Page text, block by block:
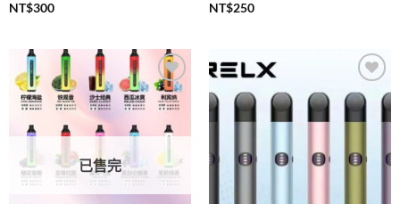
NT$300
NT$250
Add to
wishlist
已售完
Add to
wishlist